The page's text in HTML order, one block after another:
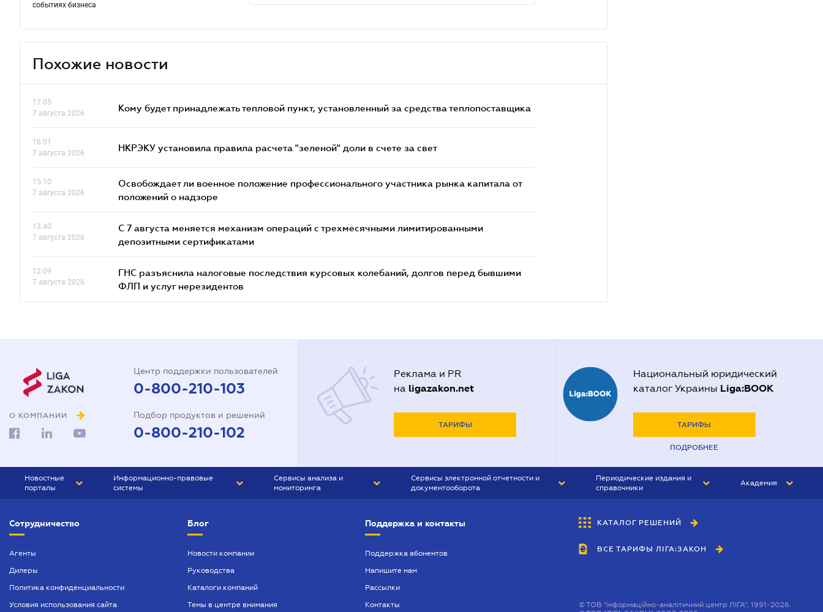
событиях бизнеса
Похожие новости
17.05
7 августа 2026
Кому будет принадлежать тепловой пункт, установленный за средства теплопоставщика
16.01
7 августа 2026
НКРЭКУ установила правила расчета "зеленой" доли в счете за свет
15.10
7 августа 2026
Освобождает ли военное положение профессионального участника рынка капитала от
положений о надзоре
13.40
7 августа 2026
С 7 августа меняется механизм операций с трехмесячными лимитированными
депозитными сертификатами
12.09
7 августа 2026
ГНС разъяснила налоговые последствия курсовых колебаний, долгов перед бывшими
ФЛП и услуг нерезидентов
О КОМПАНИИ
Центр поддержки пользователей
0-800-210-103
Подбор продуктов и решений
0-800-210-102
Реклама и PR
на ligazakon.net
ТАРИФЫ
Национальный юридический
каталог Украины Liga:BOOK
ТАРИФЫ
ПОДРОБНЕЕ
Новостные
порталы
БИЗНЕС
Информационно-правовые
системы
БУХГАЛТЕР ПРОФ
ЮРИСТ ПРОФ
Сервисы анализа и
мониторинга
Сервисы электронной отчетности и
документооборота
Периодические издания и
справочники
БУХГАЛТЕР&ЗАКОН
ВЕСТНИК МСФО
Академия
Сотрудничество
Агенты
Дилеры
Политика конфиденциальности
Условия использования сайта
Блог
Новости компании
Руководства
Каталоги компаний
Темы в центре внимания
Поддержка и контакты
Поддержка абонентов
Напишите нам
Рассылки
Контакты
КАТАЛОГ РЕШЕНИЙ
ВСЕ ТАРИФЫ ЛІГА:ЗАКОН
©ТОВ "інформаційно-аналітичний центр ЛІГА", 1991-2026.